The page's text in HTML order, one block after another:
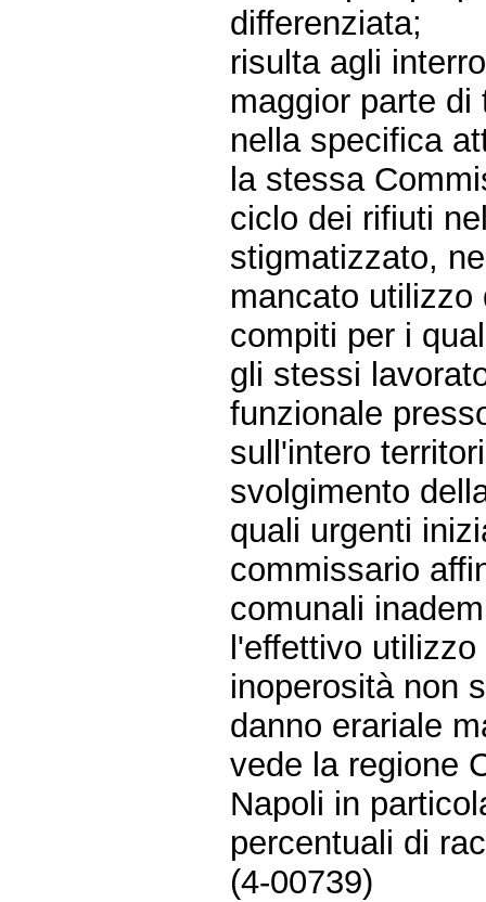
differenziata;
risulta agli
maggior parte
nella specifica
la stessa
ciclo dei rifiuti
stigmatizzato,
mancato
compiti per i
gli stessi
funzionale
sull'intero
svolgimento
quali urgenti
commissario
comunali
l'effettivo
inoperosità non
danno erariale
vede la regione
Napoli in
percentuali di
(4-00739)